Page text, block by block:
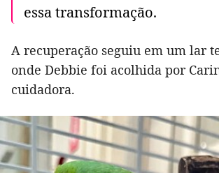
essa transformação.
A recuperação seguiu em um lar
onde Debbie foi acolhida por
cuidadora.